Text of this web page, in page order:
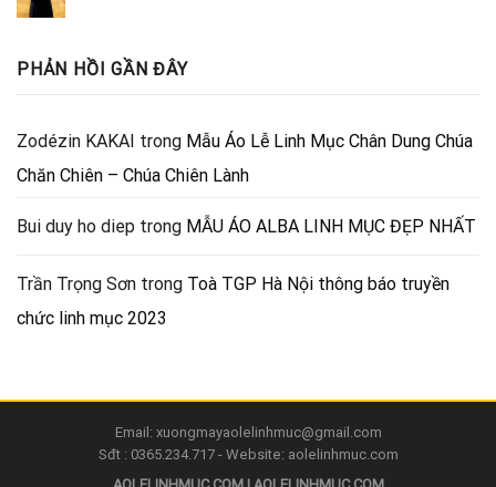
PHẢN HỒI GẦN ĐÂY
Zodézin KAKAI trong Mẫu Áo Lễ Linh Mục Chân Dung Chúa
Chăn Chiên – Chúa Chiên Lành
Bui duy ho diep trong MẪU ÁO ALBA LINH MỤC ĐẸP NHẤT
Trần Trọng Sơn trong Toà TGP Hà Nội thông báo truyền
chức linh mục 2023
Email: xuongmayaolelinhmuc@gmail.com
Sđt : 0365.234.717 - Website: aolelinhmuc.com